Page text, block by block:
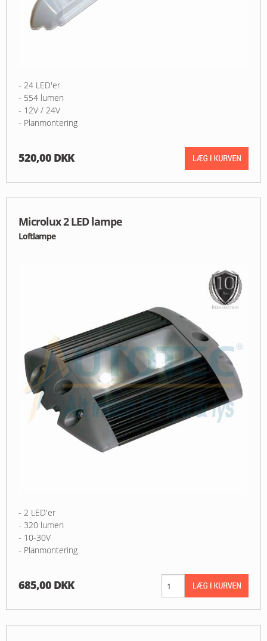
- 24 LED'er
- 554 lumen
- 12V / 24V
- Planmontering
520,00 DKK
Microlux 2 LED lampe
Loftlampe
- 2 LED'er
- 320 lumen
- 10-30V
- Planmontering
685,00 DKK